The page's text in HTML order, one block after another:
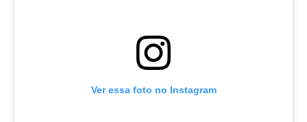
Ver essa foto no Instagram